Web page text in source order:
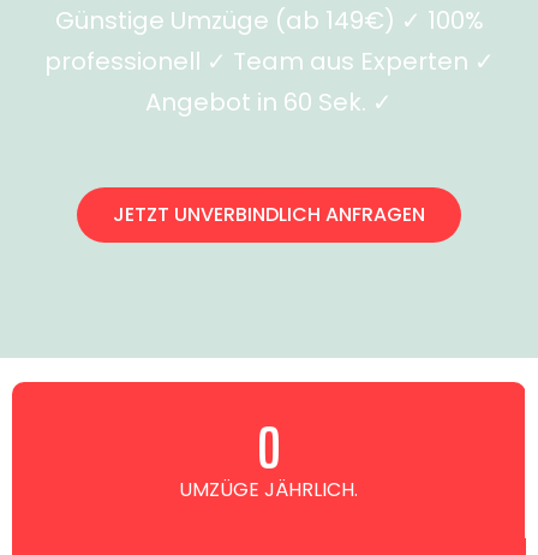
Günstige Umzüge (ab 149€) ✓ 100%
professionell ✓ Team aus Experten ✓
Angebot in 60 Sek. ✓
JETZT UNVERBINDLICH ANFRAGEN
UMZÜGE JÄHRLICH.
0